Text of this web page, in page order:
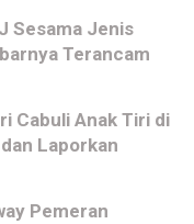
Sesama Jenis
Terancam
Cabuli Anak Tiri di
Laporkan
Pemeran